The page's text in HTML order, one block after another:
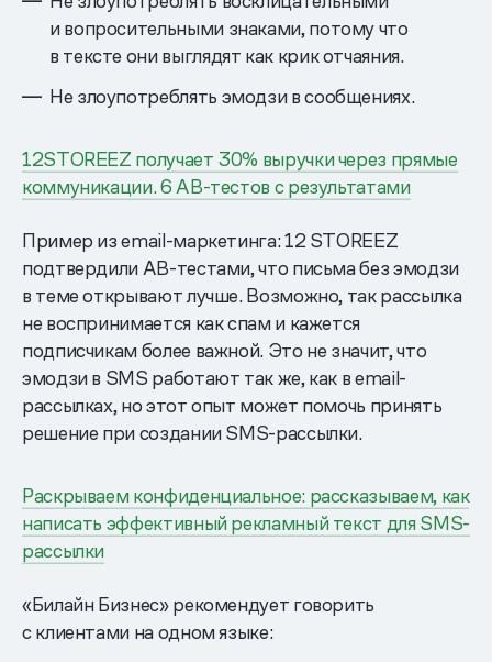
и вопросительными знаками, потому что
в тексте они выглядят как крик отчаяния.
Не злоупотреблять эмодзи в сообщениях.
12STOREEZ получает 30% выручки через прямые
коммуникации. 6 AB-тестов с результатами
Пример из email-маркетинга: 12 STOREEZ
подтвердили AB-тестами, что письма без эмодзи
в теме открывают лучше. Возможно, так рассылка
не воспринимается как спам и кажется
подписчикам более важной. Это не значит, что
эмодзи в SMS работают так же, как в email-
рассылках, но этот опыт может помочь принять
решение при создании SMS-рассылки.
Раскрываем конфиденциальное: рассказываем, как
написать эффективный рекламный текст для SMS-
рассылки
«Билайн Бизнес» рекомендует говорить
с клиентами на одном языке: